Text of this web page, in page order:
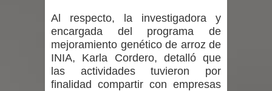
Al respecto, la investigadora y
encargada del programa de
mejoramiento genético de arroz de
INIA, Karla Cordero, detalló que
las actividades tuvieron por
finalidad compartir con empresas